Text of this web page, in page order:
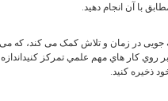
با آن انجام دهید.
شما در صرفه جویی در زمان و تلاش کمک می
روي کار هاي مهم علمي تمرکز
ذخیره کنید.